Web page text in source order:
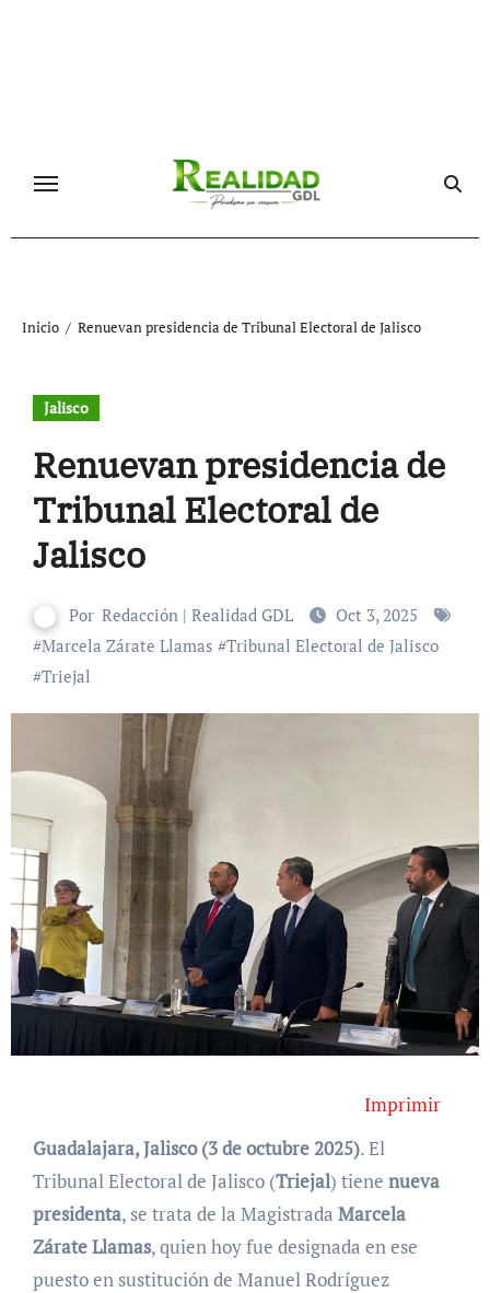
Inicio Renuevan presidencia de Tribunal Electoral de Jalisco
Jalisco
Renuevan presidencia de
Tribunal Electoral de
Jalisco
Por Redacción | Realidad GDL
Oct 3, 2025
#Marcela Zárate Llamas #Tribunal Electoral de Jalisco
#Triejal
Imprimir
Guadalajara, Jalisco (3 de octubre 2025). El
Tribunal Electoral de Jalisco (Triejal) tiene nueva
presidenta, se trata de la Magistrada Marcela
Zárate Llamas, quien hoy fue designada en ese
puesto en sustitución de Manuel Rodríguez